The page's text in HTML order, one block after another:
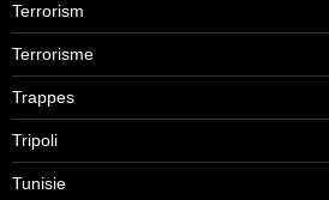
Terrorism
Terrorisme
Trappes
Tripoli
Tunisie